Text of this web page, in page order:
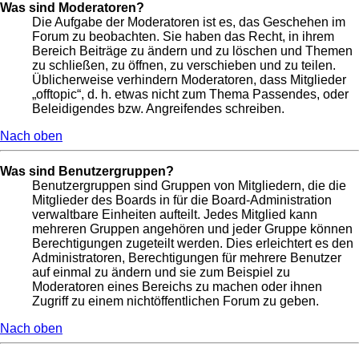
Was sind Moderatoren?
Die Aufgabe der Moderatoren ist es, das Geschehen im
Forum zu beobachten. Sie haben das Recht, in ihrem
Bereich Beiträge zu ändern und zu löschen und Themen
zu schließen, zu öffnen, zu verschieben und zu teilen.
Üblicherweise verhindern Moderatoren, dass Mitglieder
„offtopic“, d. h. etwas nicht zum Thema Passendes, oder
Beleidigendes bzw. Angreifendes schreiben.
Nach oben
Was sind Benutzergruppen?
Benutzergruppen sind Gruppen von Mitgliedern, die die
Mitglieder des Boards in für die Board-Administration
verwaltbare Einheiten aufteilt. Jedes Mitglied kann
mehreren Gruppen angehören und jeder Gruppe können
Berechtigungen zugeteilt werden. Dies erleichtert es den
Administratoren, Berechtigungen für mehrere Benutzer
auf einmal zu ändern und sie zum Beispiel zu
Moderatoren eines Bereichs zu machen oder ihnen
Zugriff zu einem nichtöffentlichen Forum zu geben.
Nach oben